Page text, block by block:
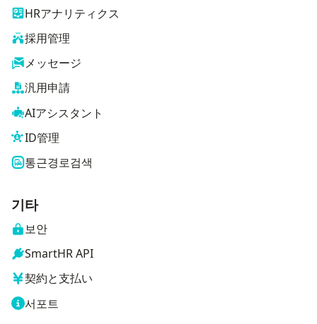
HRアナリティクス
採用管理
メッセージ
汎用申請
AIアシスタント
ID管理
통근경로검색
기타
보안
SmartHR API
契約と支払い
서포트